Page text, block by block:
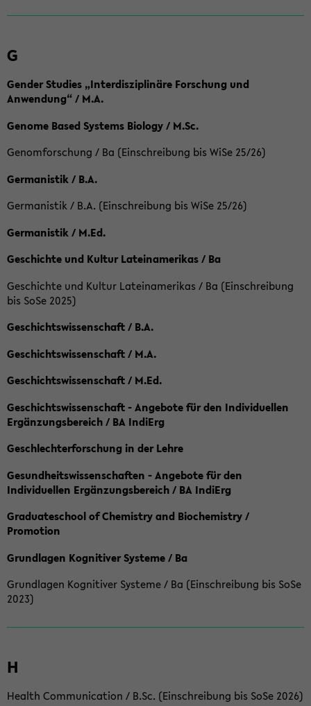
G
Gender Studies „Interdisziplinäre Forschung und
Anwendung“ / M.A.
Genome Based Systems Biology / M.Sc.
Genomforschung / Ba (Einschreibung bis WiSe 25/26)
Germanistik / B.A.
Germanistik / B.A. (Einschreibung bis WiSe 25/26)
Germanistik / M.Ed.
Geschichte und Kultur Lateinamerikas / Ba
Geschichte und Kultur Lateinamerikas / Ba (Einschreibung
bis SoSe 2025)
Geschichtswissenschaft / B.A.
Geschichtswissenschaft / M.A.
Geschichtswissenschaft / M.Ed.
Geschichtswissenschaft - Angebote für den Individuellen
Ergänzungsbereich / BA IndiErg
Geschlechterforschung in der Lehre
Gesundheitswissenschaften - Angebote für den
Individuellen Ergänzungsbereich / BA IndiErg
Graduateschool of Chemistry and Biochemistry /
Promotion
Grundlagen Kognitiver Systeme / Ba
Grundlagen Kognitiver Systeme / Ba (Einschreibung bis SoSe
2023)
H
Health Communication / B.Sc. (Einschreibung bis SoSe 2026)